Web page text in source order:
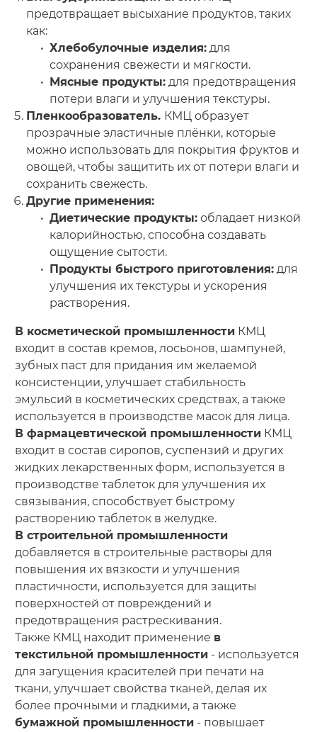
предотвращает высыхание продуктов, таких
как:
Хлебобулочные изделия:для
сохранения свежести и мягкости.
Мясные продукты:для предотвращения
потери влаги и улучшения текстуры.
Пленкообразователь. КМЦ образует
прозрачные эластичные плёнки, которые
можно использовать для покрытия фруктов и
овощей, чтобы защитить их от потери влаги и
сохранить свежесть.
Другие применения:
Диетические продукты:обладает низкой
калорийностью, способна создавать
ощущение сытости.
Продукты быстрого приготовления:для
улучшения их текстуры и ускорения
растворения.
В косметической промышленностиКМЦ
входит в состав кремов, лосьонов, шампуней,
зубных паст для придания им желаемой
консистенции, улучшает стабильность
эмульсий в косметических средствах, а также
используется в производстве масок для лица.
В фармацевтической промышленностиКМЦ
входит в состав сиропов, суспензий и других
жидких лекарственных форм, используется в
производстве таблеток для улучшения их
связывания, способствует быстрому
растворению таблеток в желудке.
В строительной промышленности
добавляется в строительные растворы для
повышения их вязкости и улучшения
пластичности, используется для защиты
поверхностей от повреждений и
предотвращения растрескивания.
Также КМЦ находит применение в
текстильной промышленности- используется
для загущения красителей при печати на
ткани, улучшает свойства тканей, делая их
более прочными и гладкими, а также
бумажной промышленности- повышает